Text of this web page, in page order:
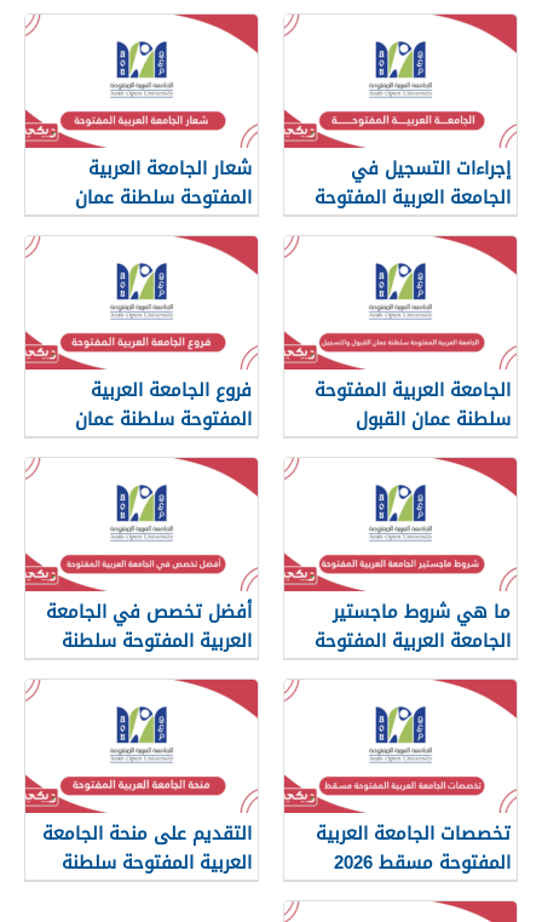
إجراءات التسجيل في
الجامعة العربية المفتوحة
سلطنة عمان
شعار الجامعة العربية
المفتوحة سلطنة عمان
الجامعة العربية المفتوحة
سلطنة عمان القبول
والتسجيل
فروع الجامعة العربية
المفتوحة سلطنة عمان
ما هي شروط ماجستير
الجامعة العربية المفتوحة
سلطنة عمان
أفضل تخصص في الجامعة
العربية المفتوحة سلطنة
عمان
تخصصات الجامعة العربية
المفتوحة مسقط 2026
التقديم على منحة الجامعة
العربية المفتوحة سلطنة
عمان 2026